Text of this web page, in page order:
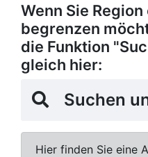
Wenn Sie
begrenzen
die Funktion
gleich hier:
Suchen
Hier finden Sie eine